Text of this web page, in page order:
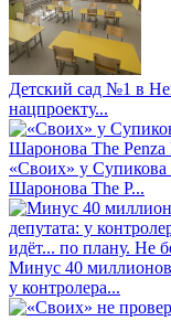
Детский сад №1 в
нацпроекту...
«Своих» у Супикова
Шаронова The P...
Минус 40
у контролера...